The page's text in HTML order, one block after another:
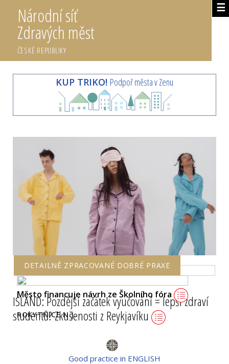
☰
Národní síť
Zdravých měst
ČESKÉ REPUBLIKY
KUP TRIKO! Podpoř města v Zenu
DETAILNĚ ZPRACOVANÉ DOBRÉ PRAXE
Město financuje návrh ze Školního fóra
ROKYTNICE N.J.
ISLAND: Pozdější začátek vyučování = lepší zdraví
studentů? Zkušenosti z Reykjavíku
Good practice in ENGLISH